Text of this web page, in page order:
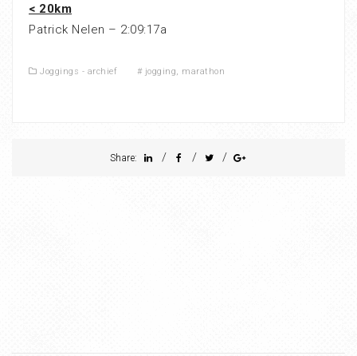
< 20km
Patrick Nelen – 2:09:17a
Joggings - archief # jogging, marathon
Share: / / /